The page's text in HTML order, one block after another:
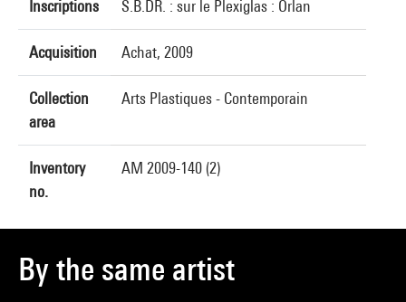
Inscriptions S.B.DR. : sur le Plexiglas : Orlan
Acquisition Achat, 2009
Collection
area
Arts Plastiques - Contemporain
Inventory
no.
AM 2009-140 (2)
By the same artist